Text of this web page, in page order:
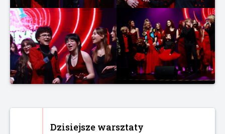
Dzisiejsze warsztaty